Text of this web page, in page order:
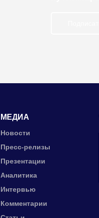
МЕДИА
Новости
Пресс-релизы
Презентации
Аналитика
Интервью
Комментарии